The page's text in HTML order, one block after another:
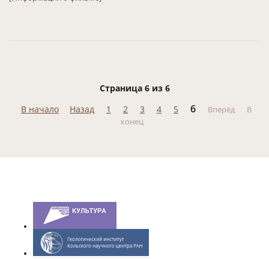
Страница 6 из 6
В начало
Назад 1 2 3 4 5 6 Вперёд
В
конец